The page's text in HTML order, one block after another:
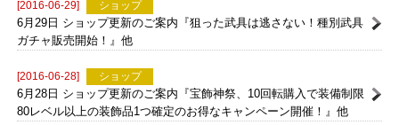
ビーチアバター」販売開始！』他
[2016-06-29] ショップ
6月29日 ショップ更新のご案内『狙った武具は逃さない！種別武具
ガチャ販売開始！』他
[2016-06-28] ショップ